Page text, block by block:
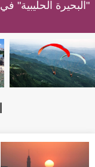
"البحيرة الحليبية"